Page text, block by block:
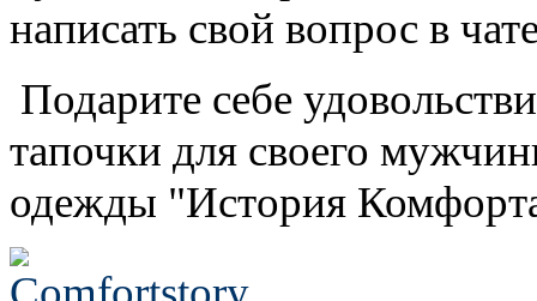
написать свой вопрос в
Подарите себе
тапочки для своего
одежды "История